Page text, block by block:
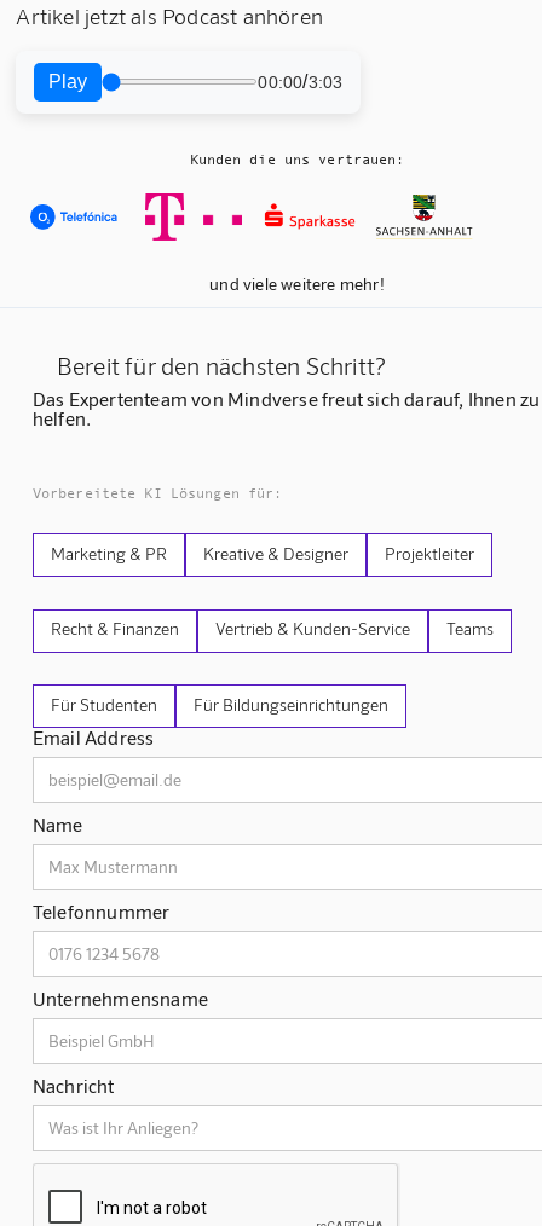
Artikel jetzt als Podcast anhören
Play 00:00/3:03
Kunden die uns vertrauen:
und viele weitere mehr!
Bereit für den nächsten Schritt?
Das Expertenteam von Mindverse freut sich darauf, Ihnen zu
helfen.
Vorbereitete KI Lösungen für:
Marketing & PR Kreative & Designer Projektleiter
Recht & Finanzen Vertrieb & Kunden-Service Teams
Für Studenten Für Bildungseinrichtungen
Email Address
Name
Telefonnummer
Unternehmensname
Nachricht